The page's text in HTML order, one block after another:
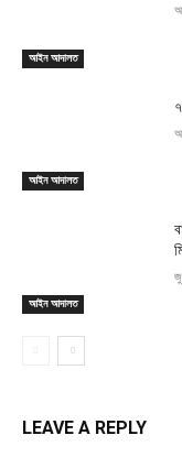
আইন আদালত
আইন আদালত
আইন আদালত
LEAVE A REPLY